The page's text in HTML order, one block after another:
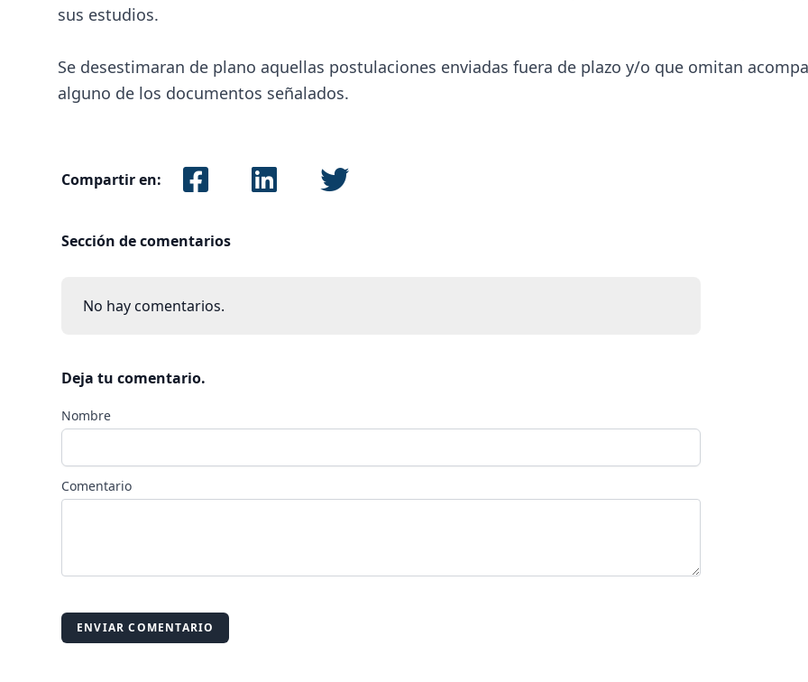
sus estudios.
Se desestimaran de plano aquellas postulaciones enviadas fuera de plazo y/o que omitan
alguno de los documentos señalados.
Compartir en:
Sección de comentarios
No hay comentarios.
Deja tu comentario.
Nombre
Comentario
ENVIAR COMENTARIO